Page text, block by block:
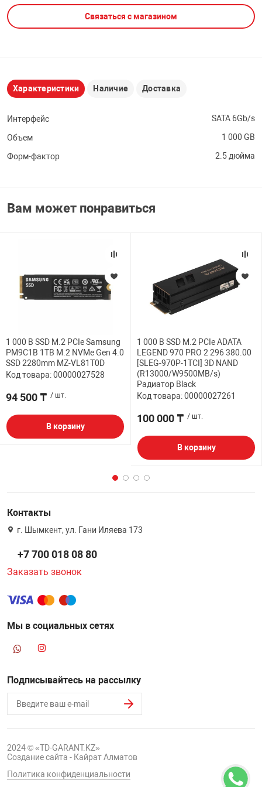
PCI АДАПТЕРЫ
USB
НАБОР ДЛЯ
CD-DVD ДИСКИ
ЛЕНТА ДЛЯ
ДОМА
ТЕХНИКА
Связаться с магазином
Характеристики Наличие Доставка
Интерфейс SATA 6Gb/s
Объем 1 000 GB
Форм-фактор 2.5 дюйма
Вам может понравиться
1 000 B SSD M.2 PCIe Samsung
PM9C1B 1TB M.2 NVMe Gen 4.0
SSD 2280mm MZ-VL81T0D
Код товара: 00000027528
94 500 ₸ / шт.
В корзину
1 000 B SSD M.2 PCIe ADATA
LEGEND 970 PRO 2 296 380.00
[SLEG-970P-1TCI] 3D NAND
(R13000/W9500MB/s)
Радиатор Black
Код товара: 00000027261
100 000 ₸ / шт.
В корзину
Контакты
г. Шымкент, ул. Гани Иляева 173
+7 700 018 08 80
Заказать звонок
Мы в социальных сетях
Подписывайтесь на рассылку
2024 © «TD-GARANT.KZ»
Создание сайта - Кайрат Алматов
Политика конфиденциальности